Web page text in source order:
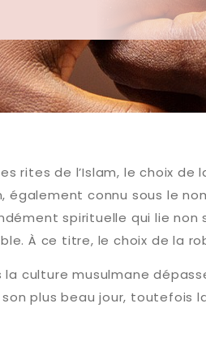
rites de l’Islam, le choix
également connu sous le
spirituelle qui lie
À ce titre, le choix de la
culture musulmane
plus beau jour,